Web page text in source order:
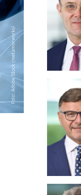
Der Verband
Organigramm
Stiftungen
Partner